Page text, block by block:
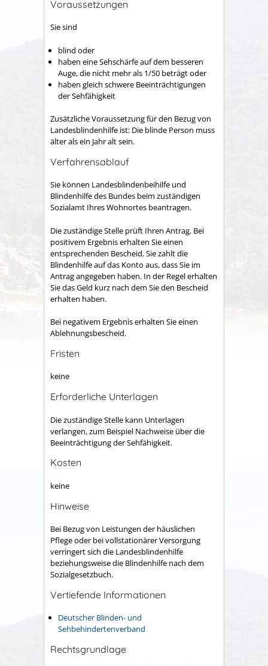
Voraussetzungen
Sie sind
blind oder
haben eine Sehschärfe auf dem besseren
Auge, die nicht mehr als 1/50 beträgt oder
haben gleich schwere Beeinträchtigungen
der Sehfähigkeit
Zusätzliche Voraussetzung für den Bezug von
Landesblindenhilfe ist: Die blinde Person muss
älter als ein Jahr alt sein.
Verfahrensablauf
Sie können Landesblindenbeihilfe und
Blindenhilfe des Bundes beim zuständigen
Sozialamt Ihres Wohnortes beantragen.
Die zuständige Stelle prüft Ihren Antrag. Bei
positivem Ergebnis erhalten Sie einen
entsprechenden Bescheid. Sie zahlt die
Blindenhilfe auf das Konto aus, dass Sie im
Antrag angegeben haben. In der Regel erhalten
Sie das Geld kurz nach dem Sie den Bescheid
erhalten haben.
Bei negativem Ergebnis erhalten Sie einen
Ablehnungsbescheid.
Fristen
keine
Erforderliche Unterlagen
Die zuständige Stelle kann Unterlagen
verlangen, zum Beispiel Nachweise über die
Beeinträchtigung der Sehfähigkeit.
Kosten
keine
Hinweise
Bei Bezug von Leistungen der häuslichen
Pflege oder bei vollstationärer Versorgung
verringert sich die Landesblindenhilfe
beziehungsweise die Blindenhilfe nach dem
Sozialgesetzbuch.
Vertiefende Informationen
Deutscher Blinden- und
Sehbehindertenverband
Rechtsgrundlage